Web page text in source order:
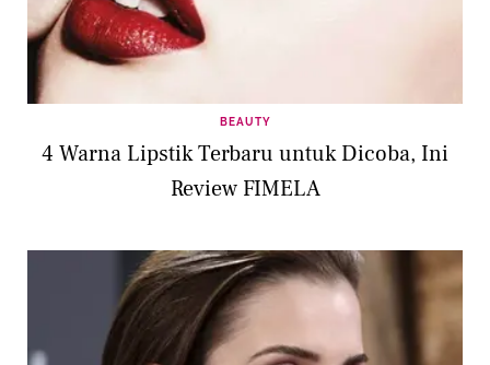
BEAUTY
4 Warna Lipstik Terbaru untuk Dicoba, Ini
Review FIMELA